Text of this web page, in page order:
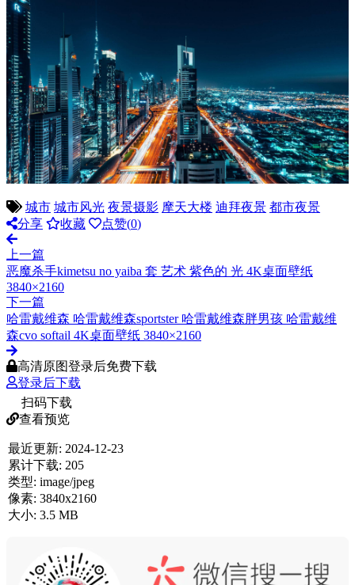
城市 城市风光 夜景摄影 摩天大楼 迪拜夜景 都市夜景
分享
收藏 点赞(0)
上一篇
恶魔杀手kimetsu no yaiba 套 艺术 紫色的 光 4K桌面壁纸
3840×2160
下一篇
哈雷戴维森 哈雷戴维森sportster 哈雷戴维森胖男孩 哈雷戴维
森cvo softail 4K桌面壁纸 3840×2160
高清原图登录后免费下载
登录后下载
扫码下载
查看预览
最近更新: 2024-12-23
累计下载: 205
类型: image/jpeg
像素: 3840x2160
大小: 3.5 MB